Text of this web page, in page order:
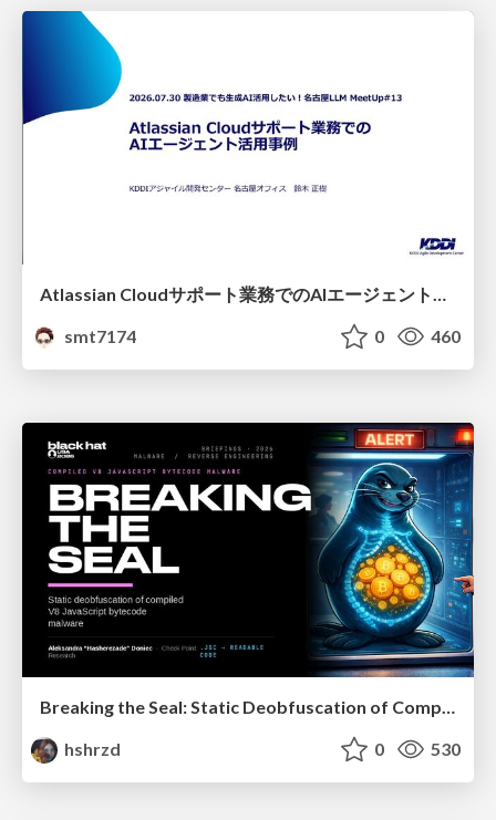
Atlassian Cloudサポート業務でのAIエージェント活用事例
smt7174
0 460
hshrzd
0 530